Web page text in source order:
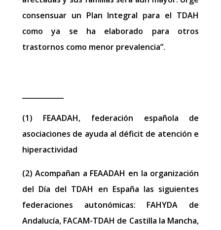
consensuar un Plan Integral para el TDAH
como ya se ha elaborado para otros
trastornos como menor prevalencia​”.
(1) FEAADAH, federación española de
asociaciones de ayuda al déficit de atención e
hiperactividad
(2) Acompañan a FEAADAH en la organización
del Día del TDAH en España las siguientes
federaciones autonómicas: FAHYDA de
Andalucía, FACAM-TDAH de Castilla la Mancha,